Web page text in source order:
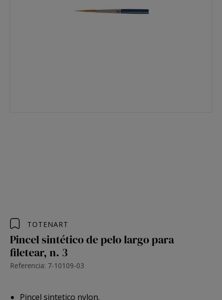
TOTENART
Pincel sintético de pelo largo para
filetear, n. 3
Referencia: 7-10109-03
Pincel sintetico nylon.